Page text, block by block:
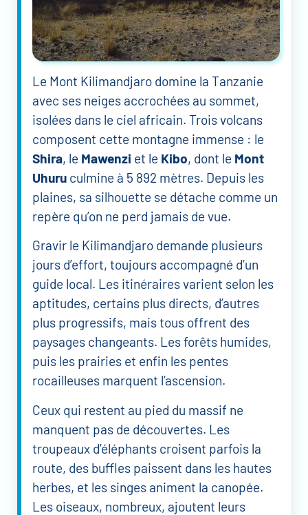
Le Mont Kilimandjaro domine la Tanzanie
avec ses neiges accrochées au sommet,
isolées dans le ciel africain. Trois volcans
composent cette montagne immense : le
Shira, le Mawenzi et le Kibo, dont le Mont
Uhuru culmine à 5 892 mètres. Depuis les
plaines, sa silhouette se détache comme un
repère qu’on ne perd jamais de vue.
Gravir le Kilimandjaro demande plusieurs
jours d’effort, toujours accompagné d’un
guide local. Les itinéraires varient selon les
aptitudes, certains plus directs, d’autres
plus progressifs, mais tous offrent des
paysages changeants. Les forêts humides,
puis les prairies et enfin les pentes
rocailleuses marquent l’ascension.
Ceux qui restent au pied du massif ne
manquent pas de découvertes. Les
troupeaux d’éléphants croisent parfois la
route, des buffles paissent dans les hautes
herbes, et les singes animent la canopée.
Les oiseaux, nombreux, ajoutent leurs